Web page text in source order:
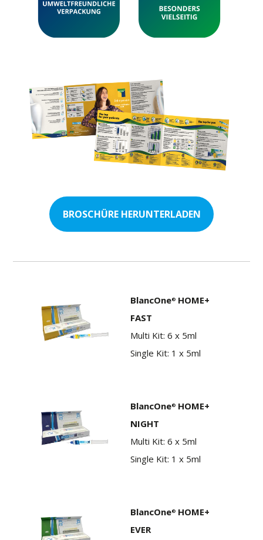
BROSCHÜRE HERUNTERLADEN
BlancOne®HOME+
FAST
Multi Kit: 6 x 5ml
Single Kit: 1 x 5ml
BlancOne®HOME+
NIGHT
Multi Kit: 6 x 5ml
Single Kit: 1 x 5ml
BlancOne®HOME+
EVER